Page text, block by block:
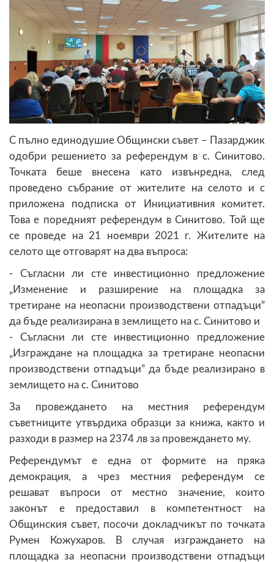
С пълно единодушие Общински съвет – Пазарджик
одобри решението за референдум в с. Синитово.
Точката беше внесена като извънредна, след
проведено събрание от жителите на селото и с
приложена подписка от Инициативния комитет.
Това е поредният референдум в Синитово. Той ще
се проведе на 21 ноември 2021 г. Жителите на
селото ще отговарят на два въпроса:
- Съгласни ли сте инвестиционно предложение
„Изменение и разширение на площадка за
третиране на неопасни производствени отпадъци”
да бъде реализирана в землището на с. Синитово и
- Съгласни ли сте инвестиционно предложение
„Изграждане на площадка за третиране неопасни
производствени отпадъци” да бъде реализирано в
землището на с. Синитово
За провеждането на местния референдум
съветниците утвърдиха образци за книжа, както и
разходи в размер на 2374 лв за провеждането му.
Референдумът е една от формите на пряка
демокрация, а чрез местния референдум се
решават въпроси от местно значение, които
законът е предоставил в компетентност на
Общинския съвет, посочи докладчикът по точката
Румен Кожухаров. В случая изграждането на
площадка за неопасни производствени отпадъци